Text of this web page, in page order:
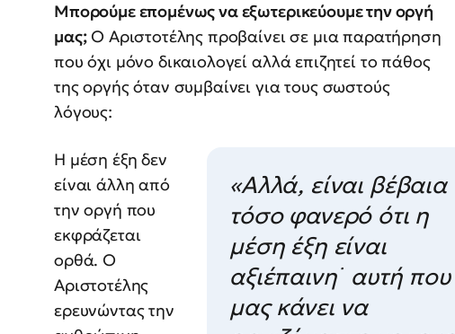
Μπορούμε επομένως να εξωτερικεύουμε την οργή
μας;Ο Αριστοτέλης προβαίνει σε μια παρατήρηση
που όχι μόνο δικαιολογεί αλλά επιζητεί το πάθος
της οργής όταν συμβαίνει για τους σωστούς
λόγους:
«Αλλά, είναι βέβαια
τόσο φανερό ότι η
μέση έξη είναι
αξιέπαινη˙ αυτή που
μας κάνει να
Η μέση έξη δεν
είναι άλλη από
την οργή που
εκφράζεται
ορθά. Ο
Αριστοτέλης
ερευνώντας την